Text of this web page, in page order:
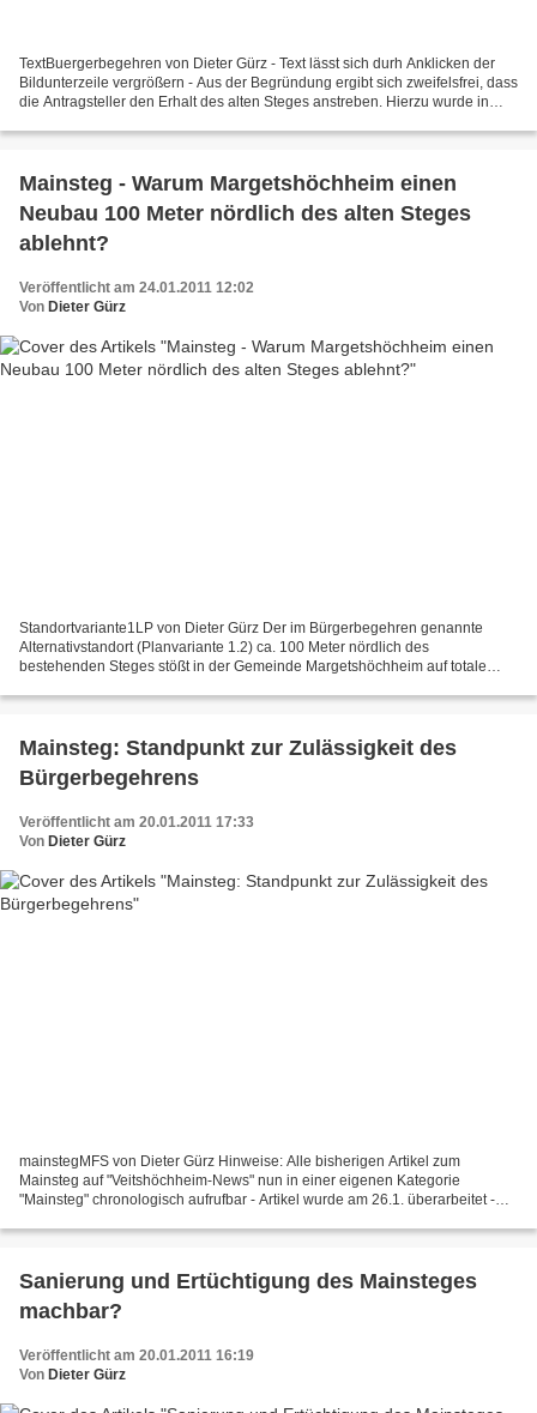
TextBuergerbegehren von Dieter Gürz - Text lässt sich durh Anklicken der
Bildunterzeile vergrößern - Aus der Begründung ergibt sich zweifelsfrei, dass
die Antragsteller den Erhalt des alten Steges anstreben. Hierzu wurde in
Mainsteg - Warum Margetshöchheim einen
Neubau 100 Meter nördlich des alten Steges
ablehnt?
Veröffentlicht am 24.01.2011 12:02
Von Dieter Gürz
Standortvariante1LP von Dieter Gürz Der im Bürgerbegehren genannte
Alternativstandort (Planvariante 1.2) ca. 100 Meter nördlich des
bestehenden Steges stößt in der Gemeinde Margetshöchheim auf totale
Mainsteg: Standpunkt zur Zulässigkeit des
Bürgerbegehrens
Veröffentlicht am 20.01.2011 17:33
Von Dieter Gürz
mainstegMFS von Dieter Gürz Hinweise: Alle bisherigen Artikel zum
Mainsteg auf "Veitshöchheim-News" nun in einer eigenen Kategorie
"Mainsteg" chronologisch aufrufbar - Artikel wurde am 26.1. überarbeitet -
Sanierung und Ertüchtigung des Mainsteges
machbar?
Veröffentlicht am 20.01.2011 16:19
Von Dieter Gürz